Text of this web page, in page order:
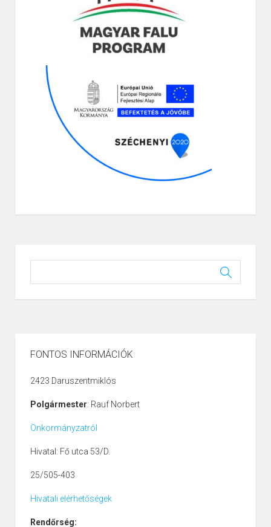
FONTOS INFORMÁCIÓK
2423 Daruszentmiklós
Polgármester: Rauf Norbert
Önkormányzatról
Hivatal: Fő utca 53/D.
25/505-403
Hivatali elérhetőségek
Rendőrség: